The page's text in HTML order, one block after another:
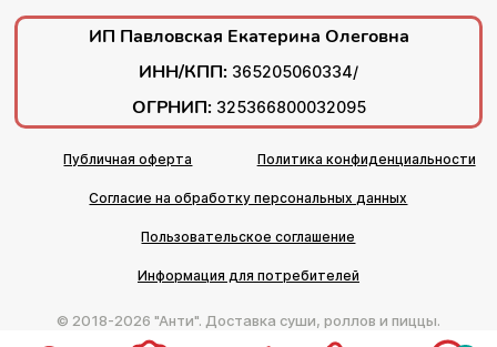
ИП Павловская Екатерина Олеговна
ИНН/КПП: 365205060334/
ОГРНИП: 325366800032095
Публичная оферта Политика конфиденциальности
Согласие на обработку персональных данных
Пользовательское соглашение
Информация для потребителей
© 2018-2026 "Анти". Доставка суши, роллов и пиццы.